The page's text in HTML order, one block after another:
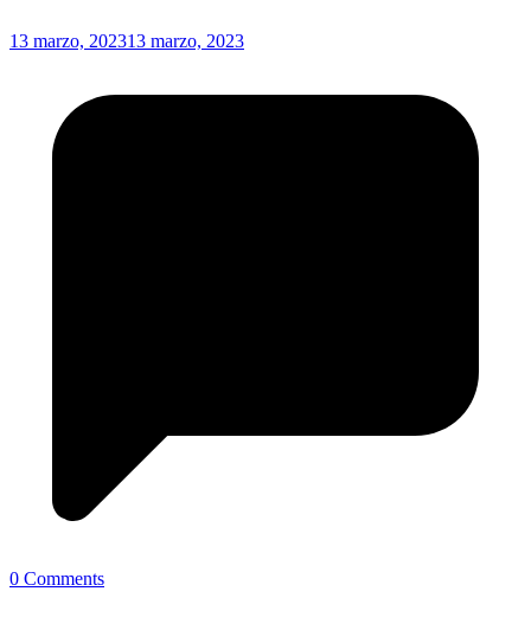
13 marzo, 202313 marzo, 2023
0 Comments